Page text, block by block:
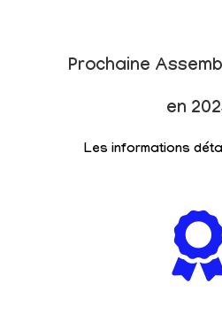
Prochaine
en
Les informations